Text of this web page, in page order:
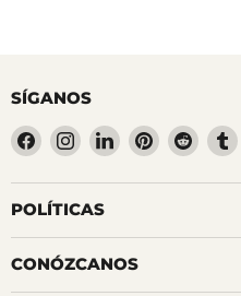
SÍGANOS
Encuéntrenos
en
Facebook
Encuéntrenos
en
Instagram
Encuéntrenos
en
LinkedIn
en
Pinterest
en
Reddit
POLÍTICAS
CONÓZCANOS